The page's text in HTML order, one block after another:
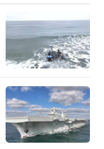
终将美国民
乎所有议题
时表现出惊
上构成了一
定在俱乐部内